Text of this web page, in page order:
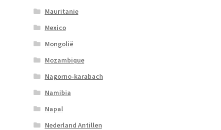
Mauritanie
Mexico
Mongolië
Mozambique
Nagorno-karabach
Namibia
Napal
Nederland Antillen